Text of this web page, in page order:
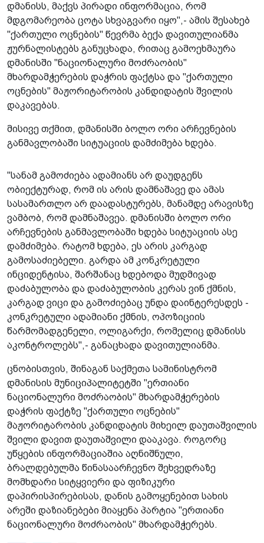
დმანისს, მაქვს პირადი ინფორმაცია, რომ
მდგომარეობა ცოტა სხვაგვარი იყო",- ამის შესახებ
"ქართული ოცნების" წევრმა ბექა დავითულიანმა
ჟურნალისტებს განუცხადა, რითაც გამოეხმაურა
დმანისში "ნაციონალური მოძრაობის"
მხარდამჭერების დაჭრის ფაქტსა და "ქართული
ოცნების" მაჟორიტარობის კანდიდატის შვილის
დაკავებას.
მისივე თქმით, დმანისში ბოლო ორი არჩევნების
განმავლობაში სიტუაციის დამძიმება ხდება.
"სანამ გამოძიება ადამიანს არ დაუდგენს
ობიექტურად, რომ ის არის დამნაშავე და ამას
სასამართლო არ დაადასტურებს, მანამდე არავისზე
ვამბობ, რომ დამნაშავეა. დმანისში ბოლო ორი
არჩევნების განმავლობაში ხდება სიტუაციის ასე
დამძიმება. რატომ ხდება, ეს არის კარგად
გამოსაძიებელი. გარდა ამ კონკრეტული
ინციდენტისა, შარშანაც ხდებოდა მუდმივად
დაძაბულობა და დაძაბულობის კერას ვინ ქმნის,
კარგად ვიცი და გამოძიებაც უნდა დაინტერესდეს -
კონკრეტული ადამიანი ქმნის, ოპოზიციის
წარმომადგენელი, ოლიგარქი, რომელიც დმანისს
აკონტროლებს",- განაცხადა დავითულიანმა.
ცნობისთვის, შინაგან საქმეთა სამინისტრომ
დმანისის მუნიციპალიტეტში "ერთიანი
ნაციონალური მოძრაობის" მხარდამჭერების
დაჭრის ფაქტზე "ქართული ოცნების"
მაჟორიტარობის კანდიდატის მიხეილ დაუთაშვილის
შვილი დავით დაუთაშვილი დააკავა. როგორც
უწყების ინფორმაციაშია აღნიშნული,
ბრალდებულმა წინასაარჩევნო შეხვედრაზე
მომხდარი სიტყვიერი და ფიზიკური
დაპირისპირებისას, დანის გამოყენებით სახის
არეში დაზიანებები მიაყენა პარტია "ერთიანი
ნაციონალური მოძრაობის" მხარდამჭერებს.